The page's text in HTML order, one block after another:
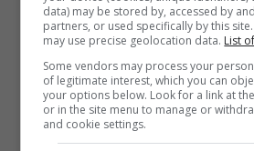
data) may be stored by, accessed by
partners, or used specifically by this
may use precise geolocation data. List
Some vendors may process your
of legitimate interest, which you can
your options below. Look for a link at
or in the site menu to manage or
and cookie settings.